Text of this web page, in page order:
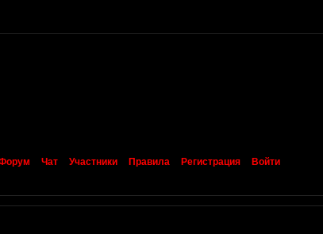
Чат Участники Правила Регистрация Войти